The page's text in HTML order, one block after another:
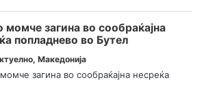
момче загина во сообраќајна
попладнево во Бутел
, Македонија
загина во сообраќајна несреќа